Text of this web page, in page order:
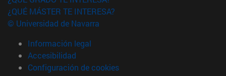
¿QUÉ MÁSTER TE INTERESA?
© Universidad de Navarra
Información legal
Accesibilidad
Configuración de cookies